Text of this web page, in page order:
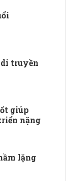
truyền
giúp
nặng
lặng